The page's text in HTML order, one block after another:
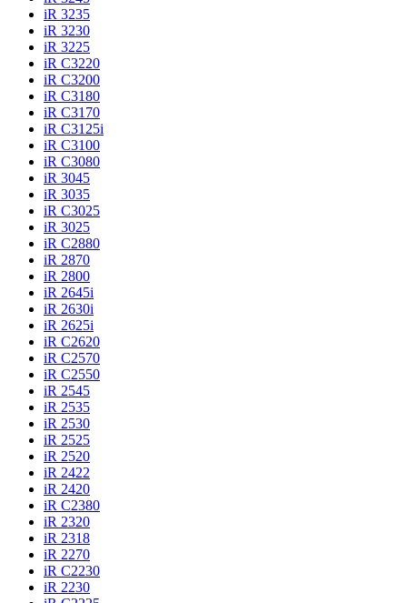
iR 3235
iR 3230
iR 3225
iR C3220
iR C3200
iR C3180
iR C3170
iR C3125i
iR C3100
iR C3080
iR 3045
iR 3035
iR C3025
iR 3025
iR C2880
iR 2870
iR 2800
iR 2645i
iR 2630i
iR 2625i
iR C2620
iR C2570
iR C2550
iR 2545
iR 2535
iR 2530
iR 2525
iR 2520
iR 2422
iR 2420
iR C2380
iR 2320
iR 2318
iR 2270
iR C2230
iR 2230